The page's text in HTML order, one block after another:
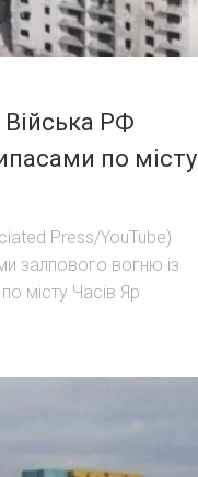
РФ
по місту
Press/YouTube)
залпового вогню із
місту Часів Яр